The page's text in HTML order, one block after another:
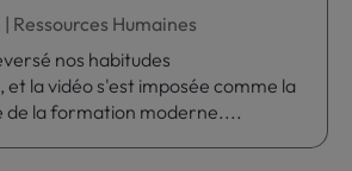
| Ressources Humaines
nos habitudes
la vidéo s'est imposée comme la
de la formation moderne....